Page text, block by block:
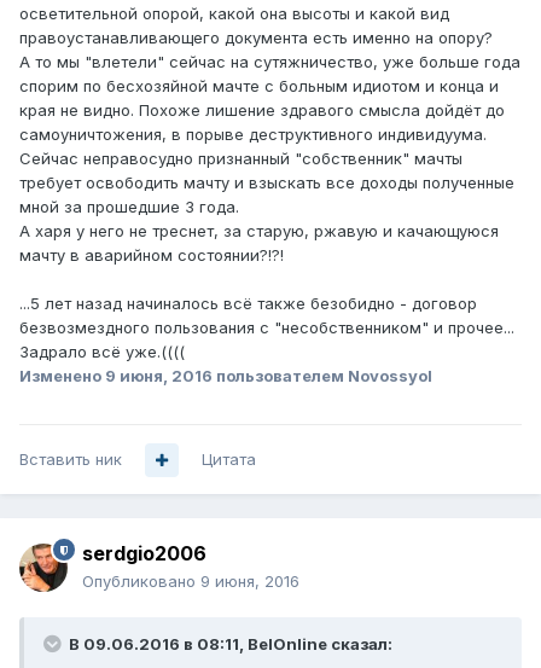
осветительной опорой, какой она высоты и какой вид
правоустанавливающего документа есть именно на опору?
А то мы "влетели" сейчас на сутяжничество, уже больше года
спорим по бесхозяйной мачте с больным идиотом и конца и
края не видно. Похоже лишение здравого смысла дойдёт до
самоуничтожения, в порыве деструктивного индивидуума.
Сейчас неправосудно признанный "собственник" мачты
требует освободить мачту и взыскать все доходы полученные
мной за прошедшие 3 года.
А харя у него не треснет, за старую, ржавую и качающуюся
мачту в аварийном состоянии?!?!
...5 лет назад начиналось всё также безобидно - договор
безвозмездного пользования с "несобственником" и прочее...
Задрало всё уже.((((
Изменено 9 июня, 2016 пользователем Novossyol
Вставить ник Цитата
serdgio2006
Опубликовано 9 июня, 2016
В 09.06.2016 в 08:11, BelOnline сказал: